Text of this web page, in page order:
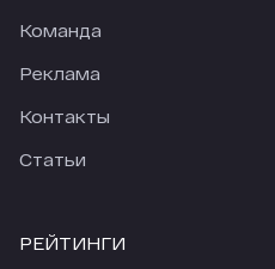
Команда
Реклама
Контакты
Статьи
РЕЙТИНГИ